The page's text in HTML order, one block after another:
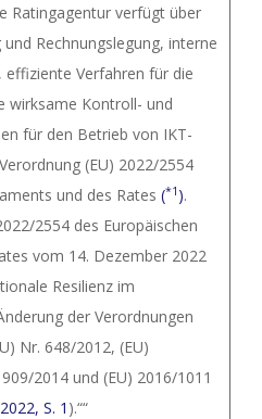
Ratingagentur verfügt über
Rechnungslegung, interne
Verfahren für die
wirksame Kontroll- und
für den Betrieb von IKT-
(EU) 2022/2554
und des Rates (*1 ).
2554 des Europäischen
vom 14. Dezember 2022
Resilienz im
der Verordnungen
Nr. 648/2012, (EU)
2014 und (EU) 2016/1011
S. 1 ).““